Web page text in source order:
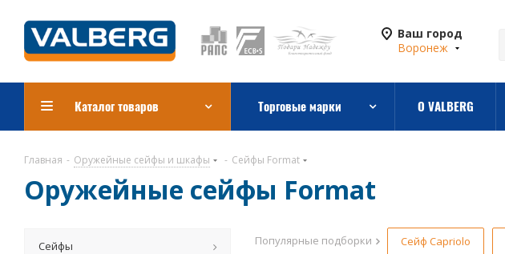
Ваш город
Воронеж
Каталог товаров Торговые марки О VALBERG
Главная - Оружейные сейфы и шкафы - Сейфы Format
Оружейные сейфы Format
Популярные подборки Сейф Capriolo
Сейфы